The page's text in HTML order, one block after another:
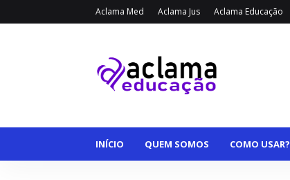
Aclama Med Aclama Jus Aclama Educação
INÍCIO QUEM SOMOS COMO USAR?